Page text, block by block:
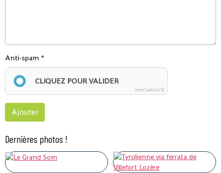
Anti-spam
CLIQUEZ POUR VALIDER
IconCaptcha ©
Ajouter
Dernières photos !